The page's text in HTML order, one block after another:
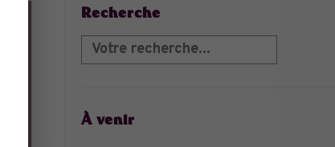
Recherche
À venir